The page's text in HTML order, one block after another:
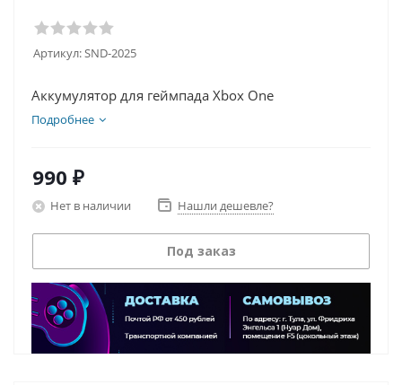
Артикул:SND-2025
Аккумулятор для геймпада Xbox One
Подробнее
990 ₽
Нет в наличии Нашли дешевле?
Под заказ